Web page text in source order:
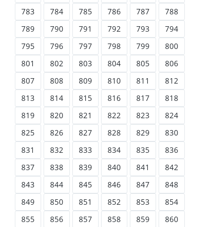
783
784 785 786 787
788
789
790 791 792 793
794
795
796 797 798 799
800
801
802 803 804 805
806
807
808 809 810 811
812
813
814 815 816 817
818
819
820 821 822 823
824
825
826 827 828 829
830
831
832 833 834 835
836
837
838 839 840 841
842
843
844 845 846 847
848
849
850 851 852 853
854
855
856 857 858 859
860